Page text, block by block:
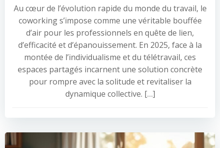
Au cœur de l’évolution rapide du monde du travail, le
coworking s’impose comme une véritable bouffée
d’air pour les professionnels en quête de lien,
d’efficacité et d’épanouissement. En 2025, face à la
montée de l’individualisme et du télétravail, ces
espaces partagés incarnent une solution concrète
pour rompre avec la solitude et revitaliser la
dynamique collective. […]